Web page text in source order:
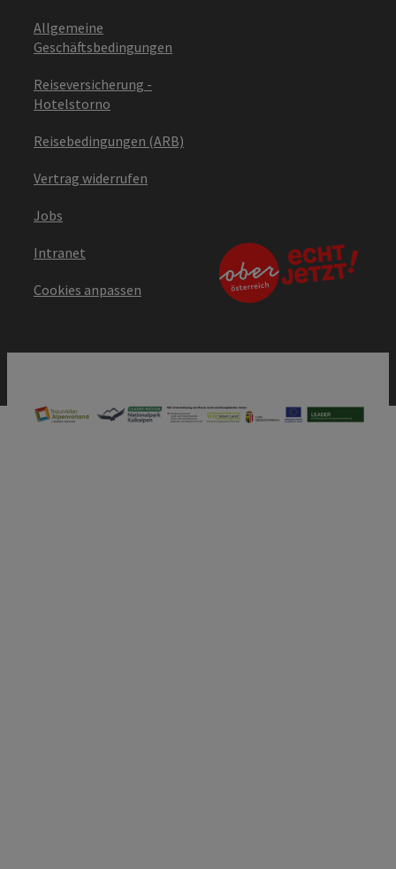
Allgemeine
Geschäftsbedingungen
Reiseversicherung -
Hotelstorno
Reisebedingungen (ARB)
Vertrag widerrufen
Jobs
Intranet
Cookies anpassen